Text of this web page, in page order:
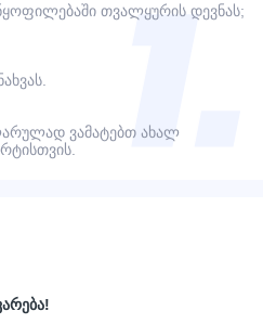
თვალყურის დევნას;
ვამატებთ ახალ